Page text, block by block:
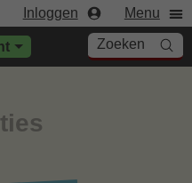
Inloggen Menu
Zoeken